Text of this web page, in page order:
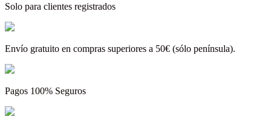
Solo para clientes registrados
Envío gratuito en compras superiores a 50€ (sólo península).
Pagos 100% Seguros